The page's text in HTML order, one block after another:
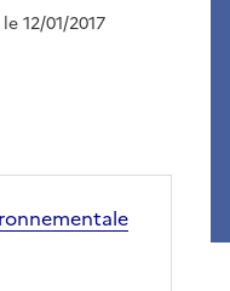
12/01/2017